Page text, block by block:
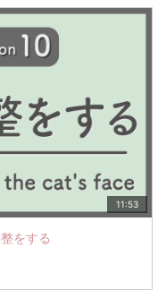
11:53
をする